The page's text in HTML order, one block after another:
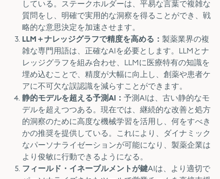
している。ステークホルダーは、平易な言葉で複雑な
質問をし、明確で実用的な洞察を得ることができ、戦
略的な意思決定を加速させます。
LLM＋ナレッジグラフで精度を高める： 製薬業界の複
雑な専門用語は、正確なAIを必要とします。LLMとナ
レッジグラフを組み合わせ、LLMに医療特有の知識を
埋め込むことで、精度が大幅に向上し、創薬や患者ケ
アに不可欠な誤認識を減らすことができます。
静的モデルを超える予測AI： 予測AIは、古い静的なモ
デルを超えつつある。現在では、継続的な改善と処方
的洞察のために高度な機械学習を活用し、何をすべき
かの推奨を提供している。これにより、ダイナミック
なパーソナライゼーションが可能になり、製薬企業は
より俊敏に行動できるようになる。
フィールド・イネーブルメントが鍵AIは、より適切で